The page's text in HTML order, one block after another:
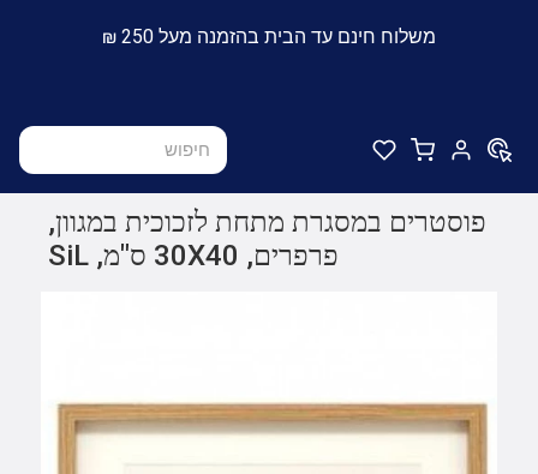
משלוח חינם עד הבית בהזמנה מעל 250 ₪
פוסטרים במסגרת מתחת לזכוכית במגוון,
פרפרים, 30X40 ס"מ, SiL